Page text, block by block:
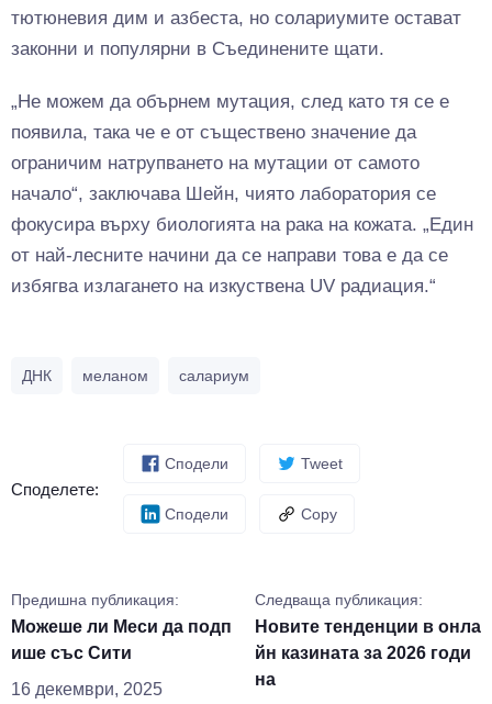
тютюневия дим и азбеста, но солариумите остават
законни и популярни в Съединените щати.
„Не можем да обърнем мутация, след като тя се е
появила, така че е от съществено значение да
ограничим натрупването на мутации от самото
начало“, заключава Шейн, чиято лаборатория се
фокусира върху биологията на рака на кожата. „Един
от най-лесните начини да се направи това е да се
избягва излагането на изкуствена UV радиация.“
ДНК меланом салариум
Споделете:
Сподели Tweet
Сподели Copy
Предишна публикация:
Можеше ли Меси да подп
ише със Сити
16 декември, 2025
Следваща публикация:
Новите тенденции в онла
йн казината за 2026 годи
на